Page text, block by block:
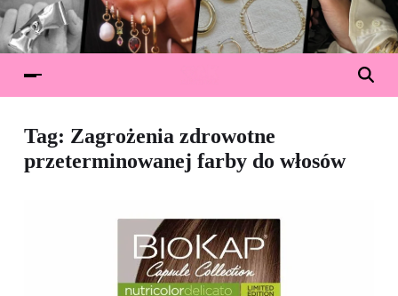
Tag: Zagrożenia zdrowotne
przeterminowanej farby do włosów